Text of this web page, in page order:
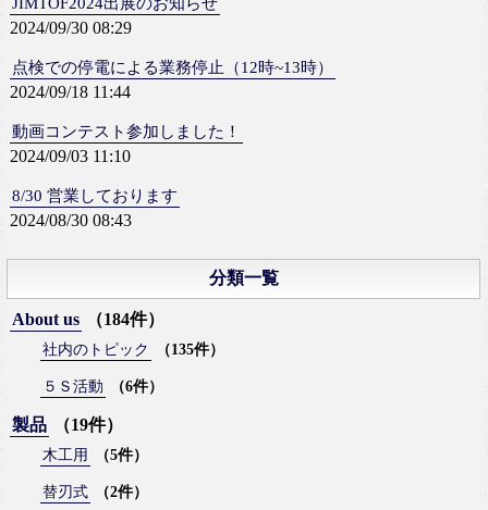
2024/09/30 08:29
点検での停電による業務停止（12時~13時）
2024/09/18 11:44
動画コンテスト参加しました！
2024/09/03 11:10
8/30 営業しております
2024/08/30 08:43
分類一覧
About us （184件）
社内のトピック （135件）
５Ｓ活動 （6件）
製品 （19件）
木工用 （5件）
替刃式 （2件）